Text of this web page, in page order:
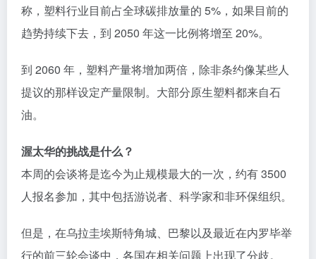
称，塑料行业目前占全球碳排放量的 5%，如果目前的
趋势持续下去，到 2050 年这一比例将增至 20%。
到 2060 年，塑料产量将增加两倍，除非条约像某些人
提议的那样设定产量限制。大部分原生塑料都来自石
油。
渥太华的挑战是什么？
本周的会谈将是迄今为止规模最大的一次，约有 3500
人报名参加，其中包括游说者、科学家和非环保组织。
但是，在乌拉圭埃斯特角城、巴黎以及最近在内罗毕举
行的前三轮会谈中，各国在相关问题上出现了分歧。